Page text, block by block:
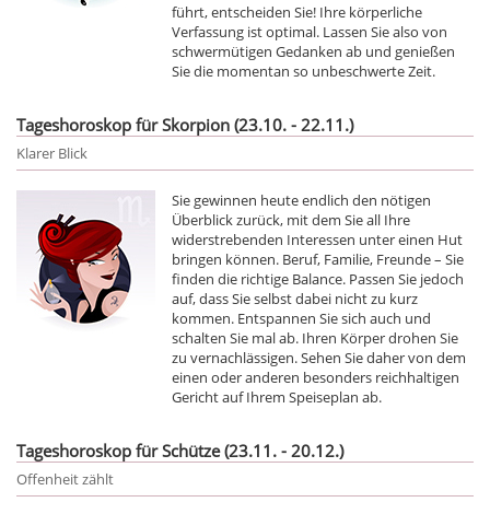
führt, entscheiden Sie! Ihre körperliche
Verfassung ist optimal. Lassen Sie also von
schwermütigen Gedanken ab und genießen
Sie die momentan so unbeschwerte Zeit.
Tageshoroskop für Skorpion (23.10. - 22.11.)
Klarer Blick
Sie gewinnen heute endlich den nötigen
Überblick zurück, mit dem Sie all Ihre
widerstrebenden Interessen unter einen Hut
bringen können. Beruf, Familie, Freunde – Sie
finden die richtige Balance. Passen Sie jedoch
auf, dass Sie selbst dabei nicht zu kurz
kommen. Entspannen Sie sich auch und
schalten Sie mal ab. Ihren Körper drohen Sie
zu vernachlässigen. Sehen Sie daher von dem
einen oder anderen besonders reichhaltigen
Gericht auf Ihrem Speiseplan ab.
Tageshoroskop für Schütze (23.11. - 20.12.)
Offenheit zählt